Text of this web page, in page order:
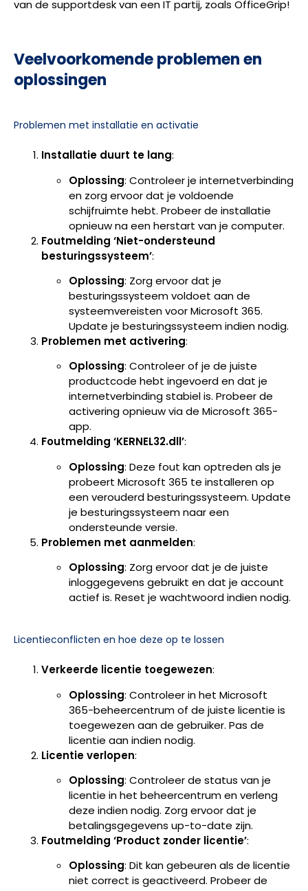
van de supportdesk van een IT partij, zoals OfficeGrip!
Veelvoorkomende problemen en
oplossingen
Problemen met installatie en activatie
Installatie duurt te lang:
Oplossing: Controleer je internetverbinding
en zorg ervoor dat je voldoende
schijfruimte hebt. Probeer de installatie
opnieuw na een herstart van je computer.
Foutmelding ‘Niet-ondersteund
besturingssysteem’:
Oplossing: Zorg ervoor dat je
besturingssysteem voldoet aan de
systeemvereisten voor Microsoft 365.
Update je besturingssysteem indien nodig.
Problemen met activering:
Oplossing: Controleer of je de juiste
productcode hebt ingevoerd en dat je
internetverbinding stabiel is. Probeer de
activering opnieuw via de Microsoft 365-
app.
Foutmelding ‘KERNEL32.dll’:
Oplossing: Deze fout kan optreden als je
probeert Microsoft 365 te installeren op
een verouderd besturingssysteem. Update
je besturingssysteem naar een
ondersteunde versie.
Problemen met aanmelden:
Oplossing: Zorg ervoor dat je de juiste
inloggegevens gebruikt en dat je account
actief is. Reset je wachtwoord indien nodig.
Licentieconflicten en hoe deze op te lossen
Verkeerde licentie toegewezen:
Oplossing: Controleer in het Microsoft
365-beheercentrum of de juiste licentie is
toegewezen aan de gebruiker. Pas de
licentie aan indien nodig.
Licentie verlopen:
Oplossing: Controleer de status van je
licentie in het beheercentrum en verleng
deze indien nodig. Zorg ervoor dat je
betalingsgegevens up-to-date zijn.
Foutmelding ‘Product zonder licentie’:
Oplossing: Dit kan gebeuren als de licentie
niet correct is geactiveerd. Probeer de